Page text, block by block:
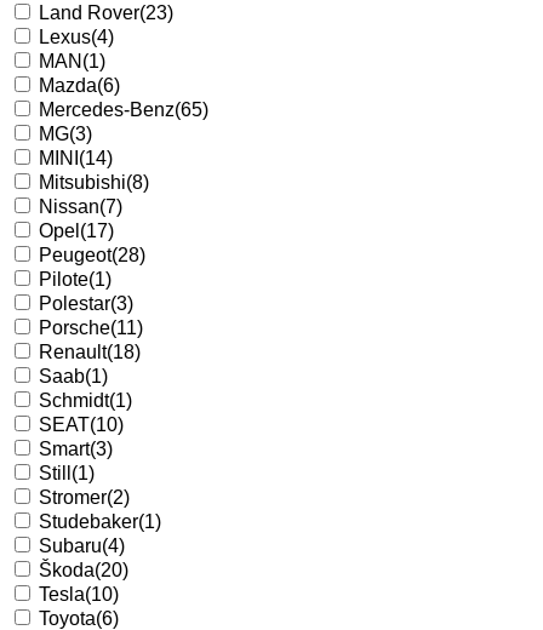
Land Rover(23)
Lexus(4)
MAN (1)
Mazda(6)
Mercedes-Benz(65)
MG(3)
MINI (14)
Mitsubishi(8)
Nissan(7)
Opel (17)
Peugeot(28)
Pilote(1)
Polestar(3)
Porsche(11)
Renault(18)
Saab(1)
Schmidt(1)
SEAT(10)
Smart(3)
Still (1)
Stromer(2)
Studebaker(1)
Subaru(4)
Škoda(20)
Tesla(10)
Toyota(6)